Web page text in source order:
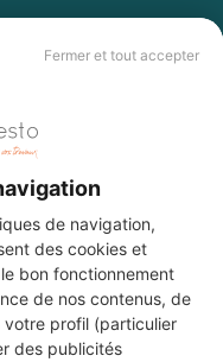
Fermer et tout accepter
de navigation,
des cookies et
bon fonctionnement
de nos contenus, de
votre profil (particulier
des publicités